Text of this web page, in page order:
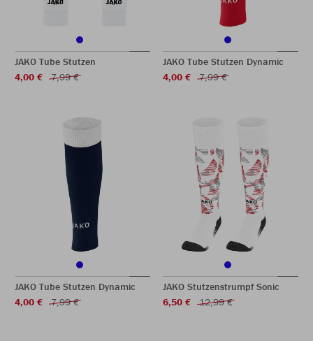
JAKO Tube Stutzen
4,00 €
7,99 €
JAKO Tube Stutzen Dynamic
4,00 €
7,99 €
JAKO Tube Stutzen Dynamic
4,00 €
7,99 €
JAKO Stutzenstrumpf Sonic
6,50 €
12,99 €